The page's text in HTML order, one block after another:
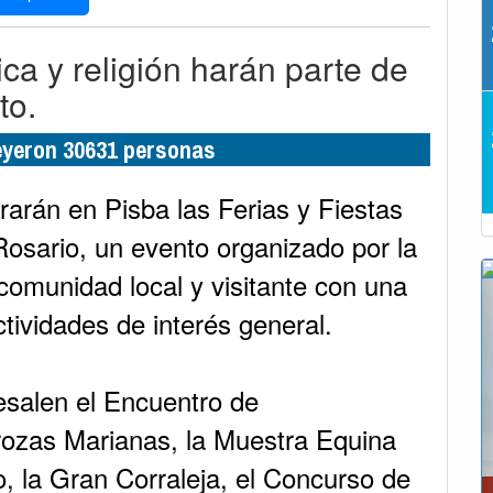
y religión harán parte de
30631 personas
en Pisba las Ferias y Fiestas
un evento organizado por la
local y visitante con una
de interés general.
el Encuentro de
Marianas, la Muestra Equina
la Gran Corraleja, el Concurso de